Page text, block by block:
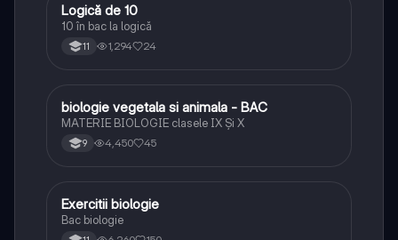
Logică
Logică de 10
10 în bac la logică
11 1,294 24
Biologie
biologie vegetala si animala - BAC
MATERIE BIOLOGIE clasele IX Şi X
9 4,450 45
Biologie
Exercitii biologie
Bac biologie